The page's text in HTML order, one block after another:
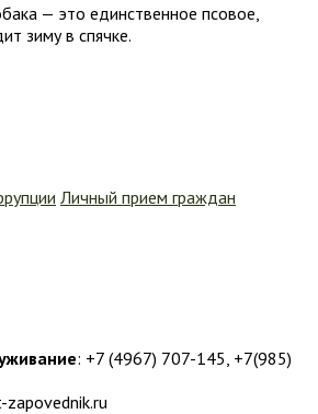
— это единственное псовое,
зиму в спячке.
Личный прием граждан
: +7 (4967) 707-145, +7(985)